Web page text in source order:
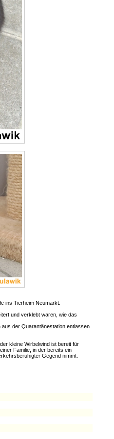
ins Tierheim Neumarkt.
und verklebt waren, wie das
aus der Quarantänestation entlassen
der kleine Wirbelwind ist bereit für
Familie, in der bereits ein
Gegend nimmt.